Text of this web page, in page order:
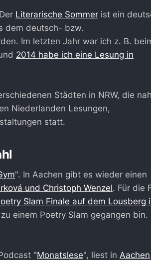
Literarische Sommer ist ein
dem deutsch- bzw.
Im letzten Jahr war ich z. B.
2014 habe ich eine Lesung in
Städten in NRW, die
Niederlanden Lesungen,
statt.
". In Aachen gibt es wieder einen
und Christoph Wenzel. Für die
Slam Finale auf dem Lousberg
einem Poetry Slam gegangen bin.
"Monatslese", liest in Aachen